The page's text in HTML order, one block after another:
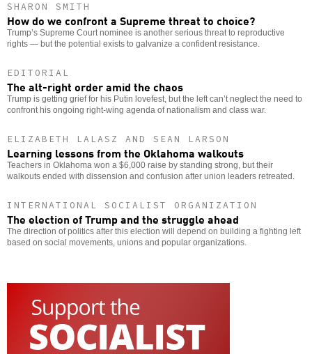
SHARON SMITH
How do we confront a Supreme threat to choice?
Trump’s Supreme Court nominee is another serious threat to reproductive
rights — but the potential exists to galvanize a confident resistance.
EDITORIAL
The alt-right order amid the chaos
Trump is getting grief for his Putin lovefest, but the left can’t neglect the need to
confront his ongoing right-wing agenda of nationalism and class war.
ELIZABETH LALASZ AND SEAN LARSON
Learning lessons from the Oklahoma walkouts
Teachers in Oklahoma won a $6,000 raise by standing strong, but their
walkouts ended with dissension and confusion after union leaders retreated.
INTERNATIONAL SOCIALIST ORGANIZATION
The election of Trump and the struggle ahead
The direction of politics after this election will depend on building a fighting left
based on social movements, unions and popular organizations.